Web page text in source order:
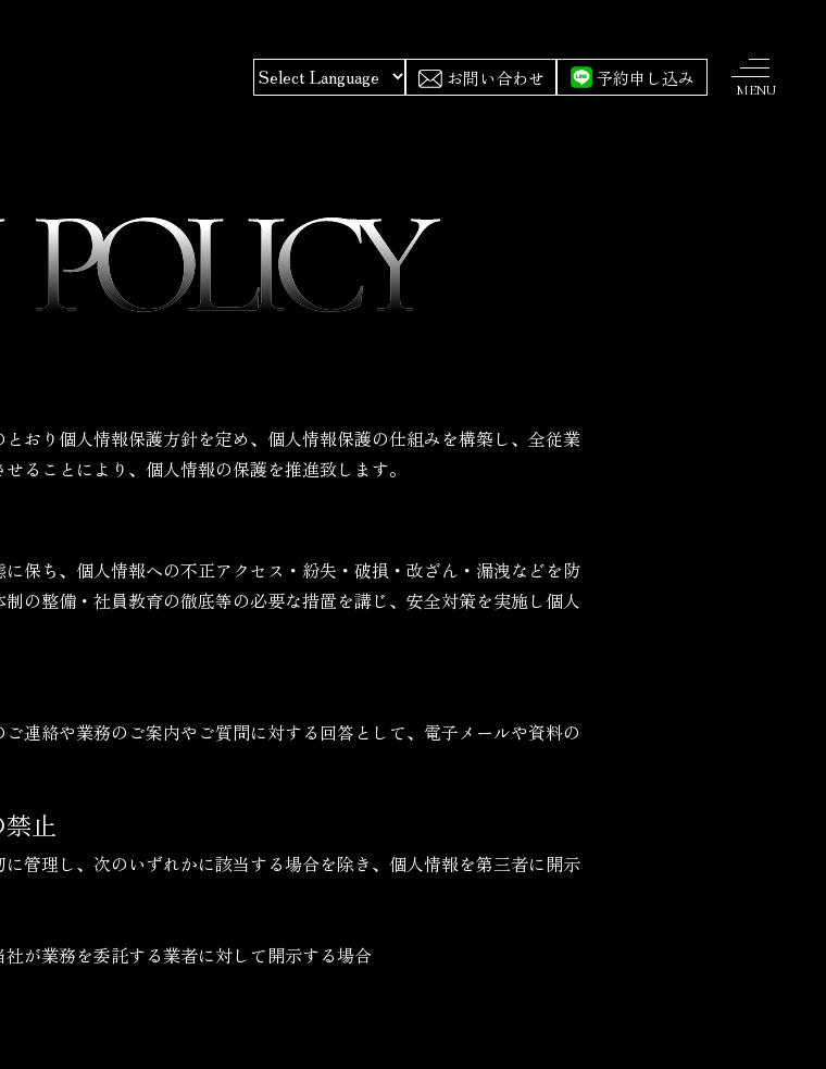
お問い合わせ 予約申し込み
MENU
おり個人情報保護方針を定め、個人情報保護の仕組みを構築し、全従業
ることにより、個人情報の保護を推進致します。
保ち、個人情報への不正アクセス・紛失・破損・改ざん・漏洩などを防
の整備・社員教育の徹底等の必要な措置を講じ、安全対策を実施し個人
連絡や業務のご案内やご質問に対する回答として、電子メールや資料の
止
管理し、次のいずれかに該当する場合を除き、個人情報を第三者に開示
が業務を委託する業者に対して開示する場合